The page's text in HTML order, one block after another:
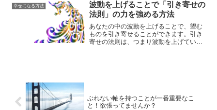
幸せになる方法
波動を上げることで「引き寄せの
法則」の力を強める方法
あなたの中の波動を上げることで、望む
ものを引き寄せることができます。引き
寄せの法則は、つまり波動を上げていか
ぶれない軸を持つことが一番重要なこ
と！欲張ってませんか？